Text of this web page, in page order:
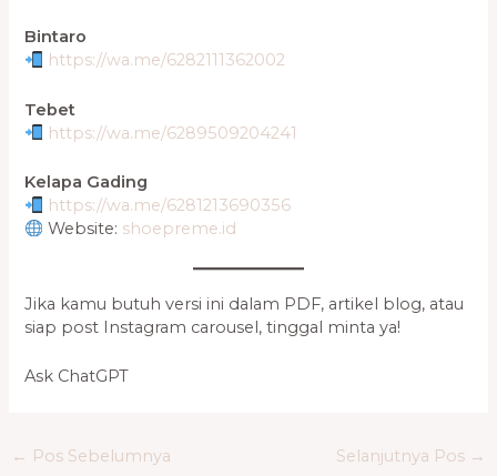
Bintaro
https://wa.me/6282111362002
Tebet
https://wa.me/6289509204241
Kelapa Gading
https://wa.me/6281213690356
Website: shoepreme.id
Jika kamu butuh versi ini dalam PDF, artikel blog, atau
siap post Instagram carousel, tinggal minta ya!
Ask ChatGPT
← Pos Sebelumnya Selanjutnya Pos →